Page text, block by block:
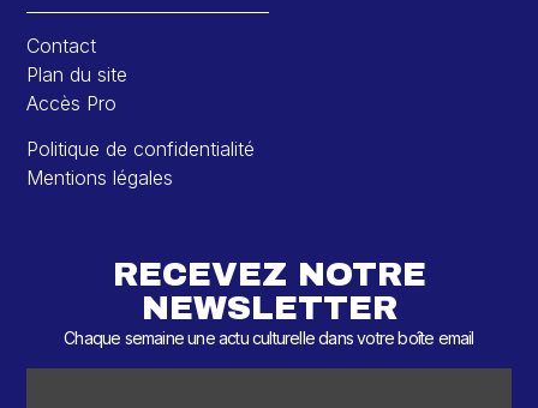
Contact
Plan du site
Accès Pro
Politique de confidentialité
Mentions légales
RECEVEZ NOTRE
NEWSLETTER
Chaque semaine une actu culturelle dans votre boîte email